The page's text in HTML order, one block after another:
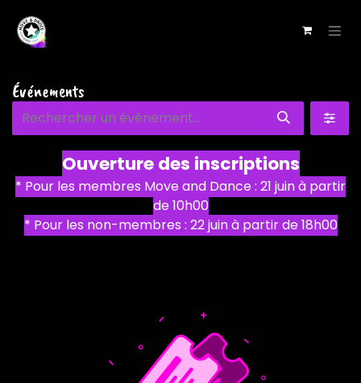
Événements
Ouverture des inscriptions
* Pour les membres Move and Dance : 21 juin à partir
de 10h00
* Pour les non-membres : 22 juin à partir de 18h00